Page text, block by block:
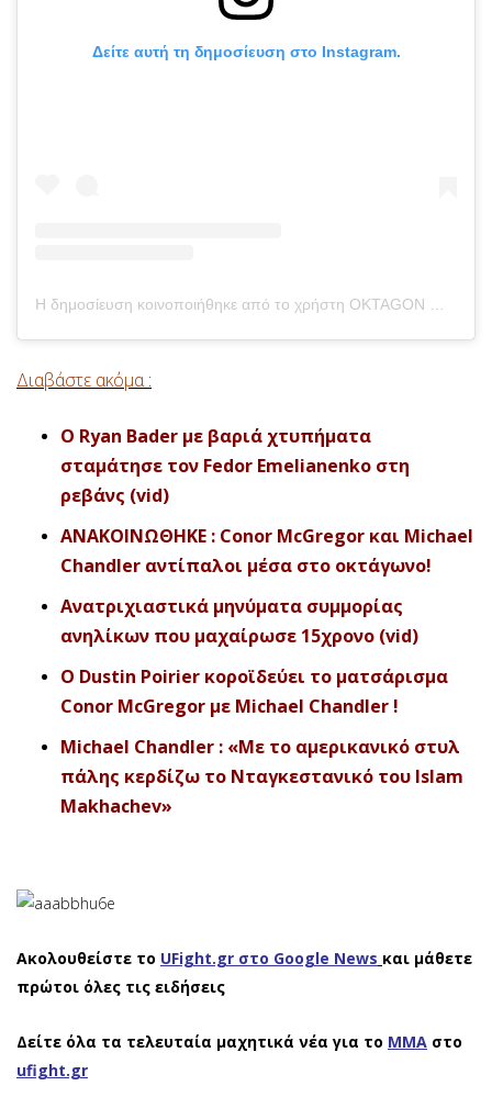
Δείτε αυτή τη δημοσίευση στο Instagram.
Η δημοσίευση κοινοποιήθηκε από το χρήστη OKTAGON MMA (@oktagonmma)
Διαβάστε ακόμα:
O Ryan Bader με βαριά χτυπήματα
σταμάτησε τον Fedor Emelianenko στη
ρεβάνς (vid)
ΑΝΑΚΟΙΝΩΘΗΚΕ : Conor McGregor και Michael
Chandler αντίπαλοι μέσα στο οκτάγωνο!
Ανατριχιαστικά μηνύματα συμμορίας
ανηλίκων που μαχαίρωσε 15χρονο (vid)
O Dustin Poirier κοροϊδεύει το ματσάρισμα
Conor McGregor με Michael Chandler !
Michael Chandler : «Με το αμερικανικό στυλ
πάλης κερδίζω το Νταγκεστανικό του Islam
Makhachev»
Ακολουθείστε το UFight.gr στο Google News και μάθετε
πρώτοι όλες τις ειδήσεις
Δείτε όλα τα τελευταία μαχητικά νέα για το ΜΜΑ στο
ufight.gr